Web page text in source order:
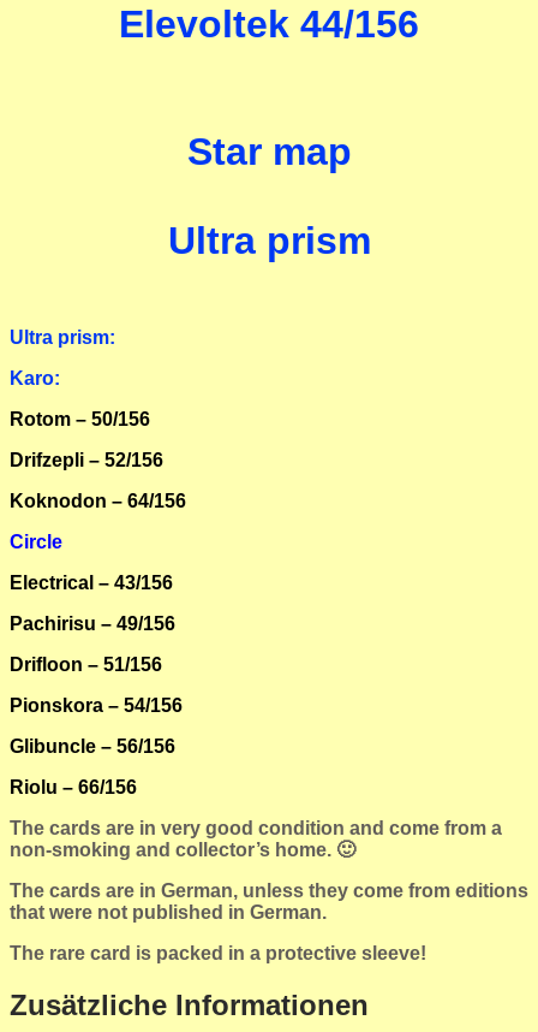
Elevoltek 44/156
Star map
Ultra prism
Ultra prism:
Karo:
Rotom – 50/156
Drifzepli – 52/156
Koknodon – 64/156
Circle
Electrical – 43/156
Pachirisu – 49/156
Drifloon – 51/156
Pionskora – 54/156
Glibuncle – 56/156
Riolu – 66/156
The cards are in very good condition and come from a
non-smoking and collector’s home. 🙂
The cards are in German, unless they come from editions
that were not published in German.
The rare card is packed in a protective sleeve!
Zusätzliche Informationen